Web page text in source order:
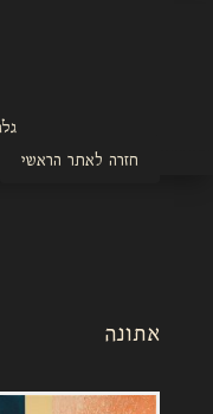
חזרה לאתר הראשי
אתונה